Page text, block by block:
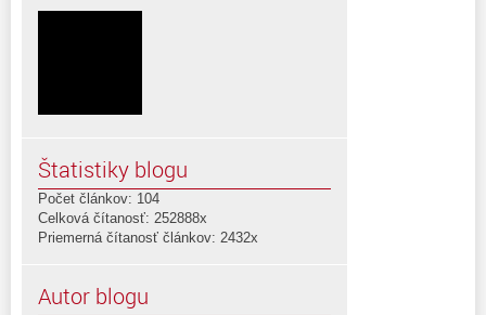
Štatistiky blogu
Počet článkov: 104
Celková čítanosť: 252888x
Priemerná čítanosť článkov: 2432x
Autor blogu